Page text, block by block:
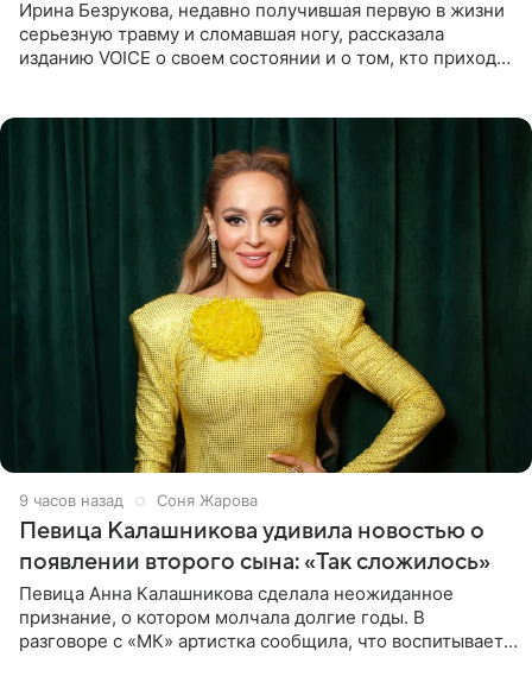
Ирина Безрукова, недавно получившая первую в жизни
серьезную травму и сломавшая ногу, рассказала
изданию VOICE о своем состоянии и о том, кто приходит
9 часов назад Соня Жарова
Певица Калашникова удивила новостью о
появлении второго сына: «Так сложилось»
Певица Анна Калашникова сделала неожиданное
признание, о котором молчала долгие годы. В
разговоре с «МК» артистка сообщила, что воспитывает